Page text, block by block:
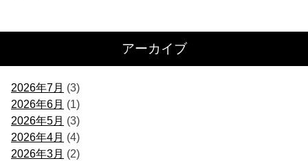
アーカイブ
2026年7月 (3)
2026年6月 (1)
2026年5月 (3)
2026年4月 (4)
2026年3月 (2)